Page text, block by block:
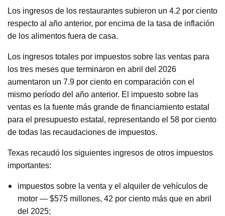
Los ingresos de los restaurantes subieron un 4.2 por ciento
respecto al año anterior, por encima de la tasa de inflación
de los alimentos fuera de casa.
Los ingresos totales por impuestos sobre las ventas para
los tres meses que terminaron en abril del 2026
aumentaron un 7.9 por ciento en comparación con el
mismo período del año anterior. El impuesto sobre las
ventas es la fuente más grande de financiamiento estatal
para el presupuesto estatal, representando el 58 por ciento
de todas las recaudaciones de impuestos.
Texas recaudó los siguientes ingresos de otros impuestos
importantes:
impuestos sobre la venta y el alquiler de vehículos de
motor — $575 millones, 42 por ciento más que en abril
del 2025;